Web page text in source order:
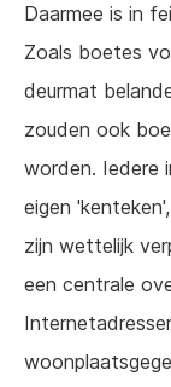
Daarmee is in
Zoals boetes
deurmat
zouden ook
worden. Iedere
eigen
zijn wettelijk
een centrale